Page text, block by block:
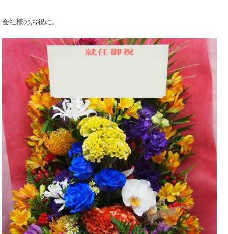
会社様のお祝に。